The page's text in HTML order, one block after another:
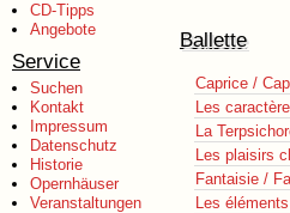
CD-Tipps
Angebote
Service
Suchen
Kontakt
Impressum
Datenschutz
Historie
Opernhäuser
Veranstaltungen
Ballette
Caprice /
Les
La
Les plaisirs
Fantaisie /
Les éléments